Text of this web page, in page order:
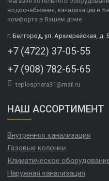
водоснабжения, канализации в
комфорта в Вашем доме.
г. Белгород, ул. Архиерейская, д. 5
+7 (4722) 37-05-55
+7 (908) 782-65-65
teplosphera31@mail.ru
НАШ АССОРТИМЕНТ
Внутренняя канализация
Газовые колонки
Климатическое
Наружная канализация